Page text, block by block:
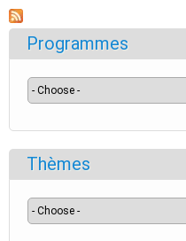
Programmes
Thèmes